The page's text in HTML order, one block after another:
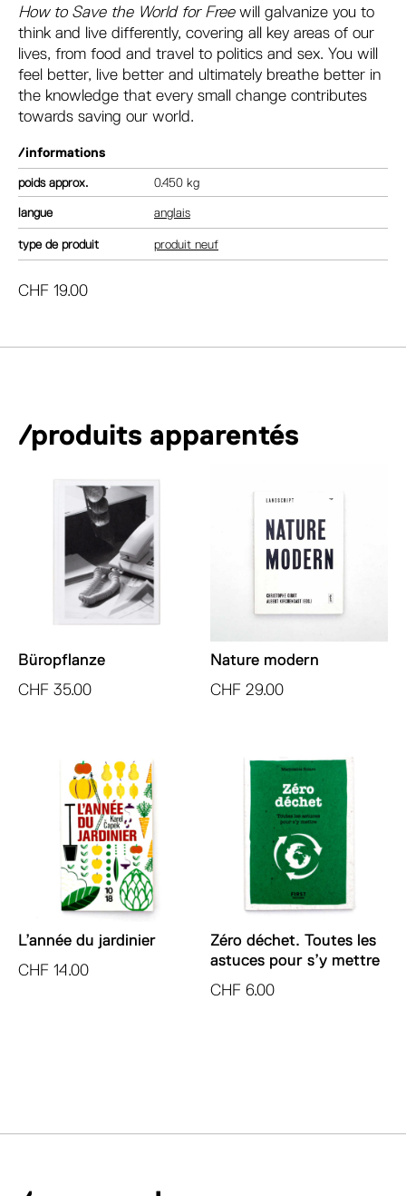
How to Save the World for Free will galvanize you to
think and live differently, covering all key areas of our
lives, from food and travel to politics and sex. You will
feel better, live better and ultimately breathe better in
the knowledge that every small change contributes
towards saving our world.
/informations
poids 0.450 kg
langue anglais
type de produit produit neuf
CHF 19.00
/produits apparentés
Büropflanze
CHF 35.00
Nature modern
CHF 29.00
L’année du jardinier
CHF 14.00
Zéro déchet. Toutes les
astuces pour s’y mettre
CHF 6.00